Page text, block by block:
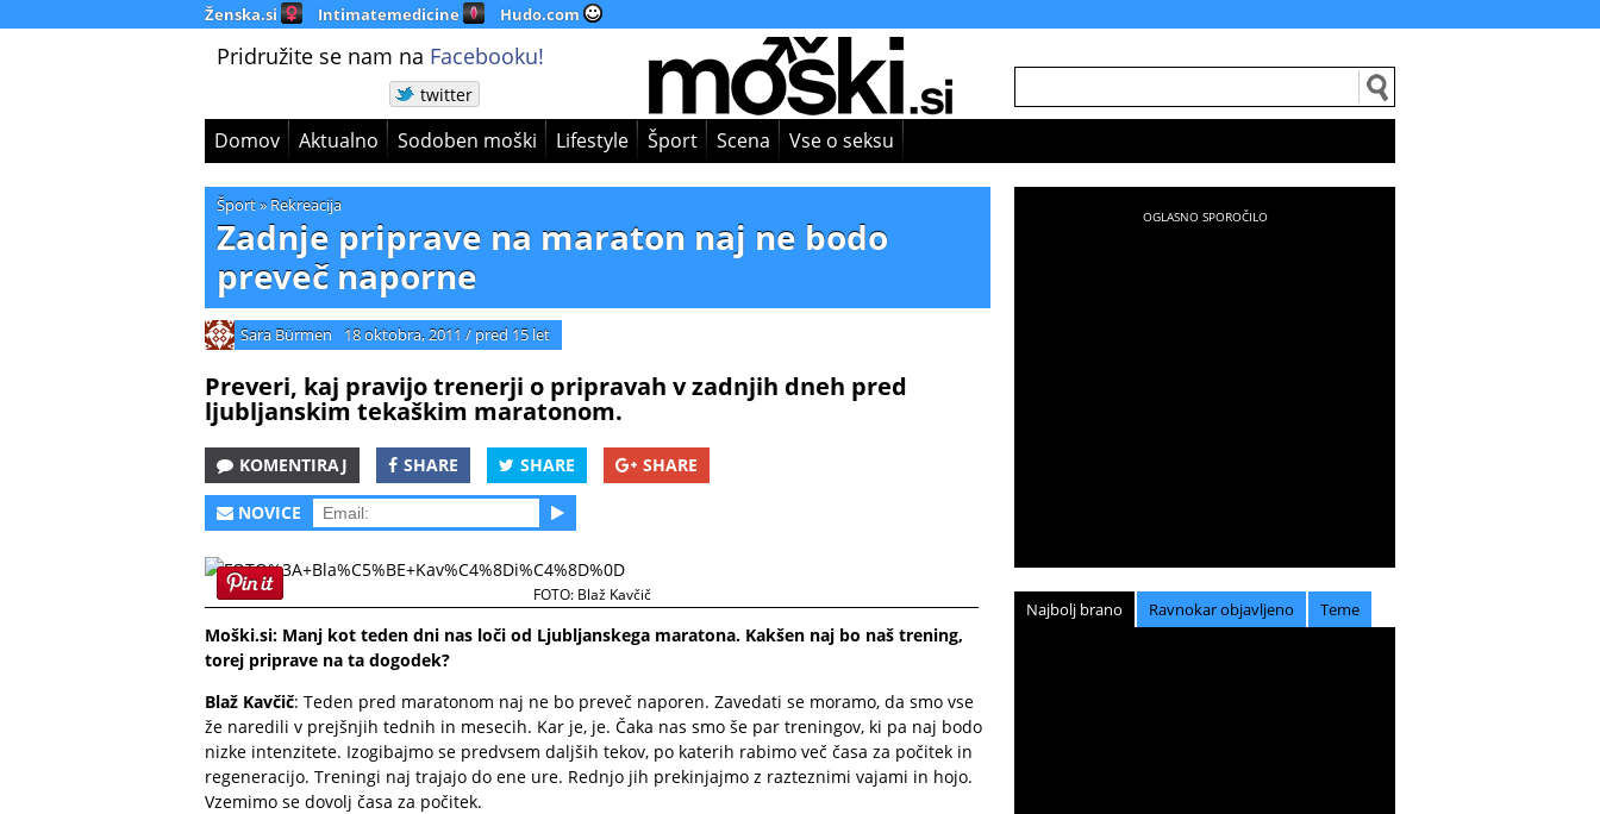
Ženska.si Intimatemedicine Hudo.com
Pridružite se nam na Facebooku!
twitter
Domov Aktualno Sodoben moški Lifestyle Šport Scena Vse o seksu
Šport» Rekreacija
Zadnje priprave na maraton naj ne bodo
preveč naporne
Sara Bürmen 18 oktobra, 2011 / pred 15 let
Preveri, kaj pravijo trenerji o pripravah v zadnjih dneh pred
ljubljanskim tekaškim maratonom.
KOMENTIRAJ SHARE SHARE SHARE
NOVICE
FOTO: Blaž Kavčič
Moški.si: Manj kot teden dni nas loči od Ljubljanskega maratona. Kakšen naj bo naš trening,
torej priprave na ta dogodek?
Blaž Kavčič: Teden pred maratonom naj ne bo preveč naporen. Zavedati se moramo, da smo vse
že naredili v prejšnjih tednih in mesecih. Kar je, je. Čaka nas smo še par treningov, ki pa naj bodo
nizke intenzitete. Izogibajmo se predvsem daljših tekov, po katerih rabimo več časa za počitek in
regeneracijo. Treningi naj trajajo do ene ure. Rednjo jih prekinjajmo z razteznimi vajami in hojo.
Vzemimo se dovolj časa za počitek.
Najbolj brano Ravnokar objavljeno Teme